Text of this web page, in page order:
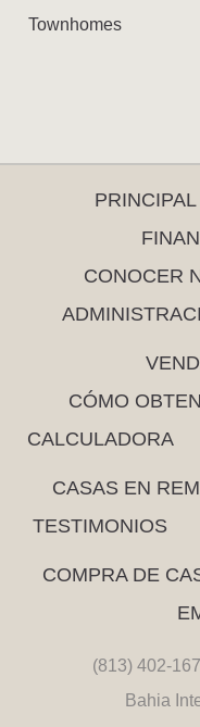
Townhomes
PRINCIPAL
CONOCER
CÓMO
CALCULADORA
CASAS EN
TESTIMONIOS
COMPRA DE
(813) 402-
Bahia